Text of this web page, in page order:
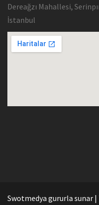
Dereağzı Mahallesi,
İstanbul
Swotmedya gururla sunar |